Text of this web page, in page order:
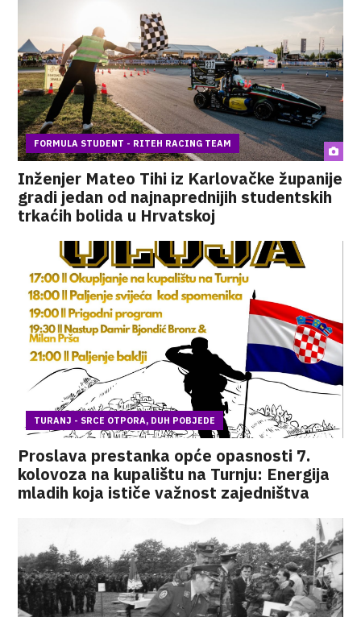
FORMULA STUDENT - RITEH RACING TEAM
Inženjer Mateo Tihi iz Karlovačke županije
gradi jedan od najnaprednijih studentskih
trkaćih bolida u Hrvatskoj
TURANJ - SRCE OTPORA, DUH POBJEDE
Proslava prestanka opće opasnosti 7.
kolovoza na kupalištu na Turnju: Energija
mladih koja ističe važnost zajedništva